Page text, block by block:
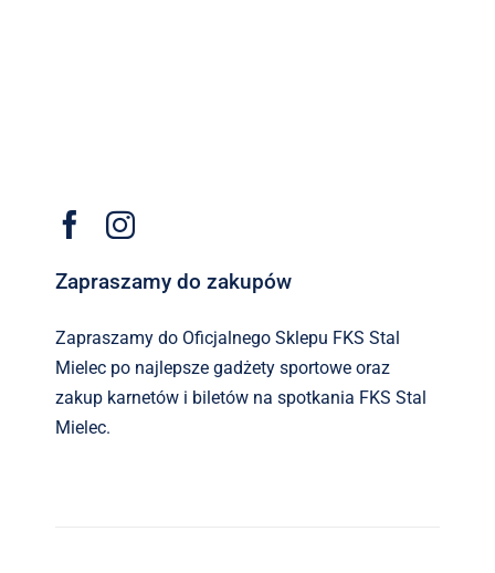
Zapraszamy do zakupów
Zapraszamy do Oficjalnego Sklepu FKS Stal
Mielec po najlepsze gadżety sportowe oraz
zakup karnetów i biletów na spotkania FKS Stal
Mielec.